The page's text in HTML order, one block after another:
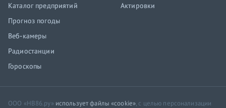
Каталог предприятий
Прогноз погоды
Веб-камеры
Радиостанции
Гороскопы
Актировки
ООО «НВ86.ру» использует файлы «cookie», с целью персонализации